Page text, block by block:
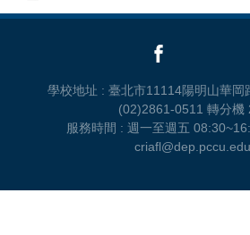
學校地址 : 臺北市11114陽明山華岡
(02)2861-0511 轉分機
服務時間 : 週一至週五